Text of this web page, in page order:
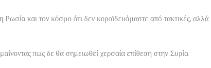
Ρωσία και τον κόσμο ότι δεν κοροϊδευόμαστε από τακτικές, αλλά
πως δε θα σημειωθεί χερσαία επίθεση στην Συρία.